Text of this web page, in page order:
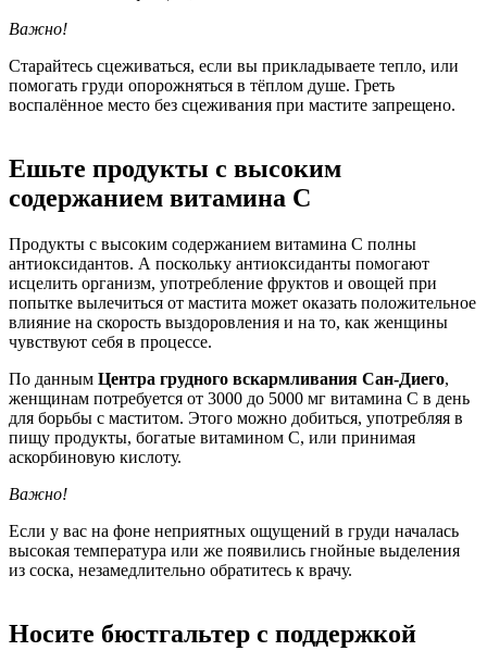
Важно!
Старайтесь сцеживаться, если вы прикладываете тепло, или
помогать груди опорожняться в тёплом душе. Греть
воспалённое место без сцеживания при мастите запрещено.
Ешьте продукты с высоким
содержанием витамина С
Продукты с высоким содержанием витамина С полны
антиоксидантов. А поскольку антиоксиданты помогают
исцелить организм, употребление фруктов и овощей при
попытке вылечиться от мастита может оказать положительное
влияние на скорость выздоровления и на то, как женщины
чувствуют себя в процессе.
По данным Центра грудного вскармливания Сан-Диего,
женщинам потребуется от 3000 до 5000 мг витамина С в день
для борьбы с маститом. Этого можно добиться, употребляя в
пищу продукты, богатые витамином С, или принимая
аскорбиновую кислоту.
Важно!
Если у вас на фоне неприятных ощущений в груди началась
высокая температура или же появились гнойные выделения
из соска, незамедлительно обратитесь к врачу.
Носите бюстгальтер с поддержкой